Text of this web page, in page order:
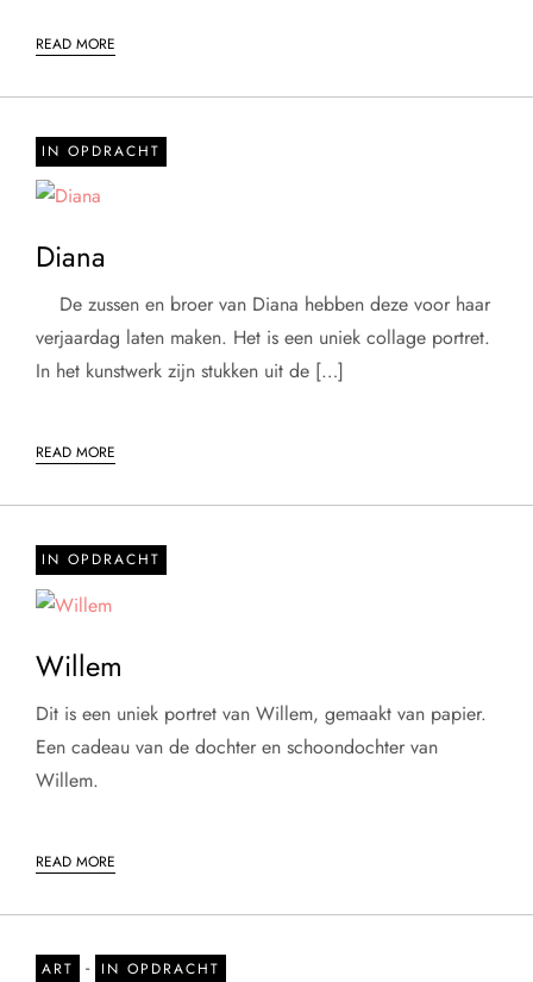
READ MORE
IN OPDRACHT
Diana
De zussen en broer van Diana hebben deze voor haar
verjaardag laten maken. Het is een uniek collage portret.
In het kunstwerk zijn stukken uit de […]
READ MORE
IN OPDRACHT
Willem
Dit is een uniek portret van Willem, gemaakt van papier.
Een cadeau van de dochter en schoondochter van
Willem.
READ MORE
ART - IN OPDRACHT